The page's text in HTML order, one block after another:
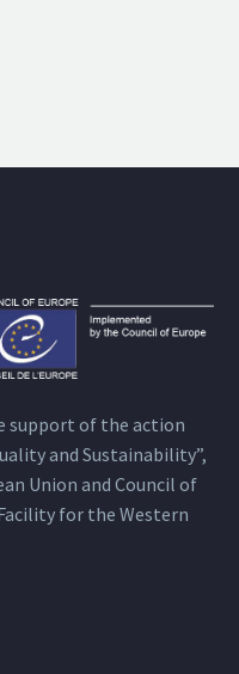
support of the action
and Sustainability”,
Union and Council of
for the Western